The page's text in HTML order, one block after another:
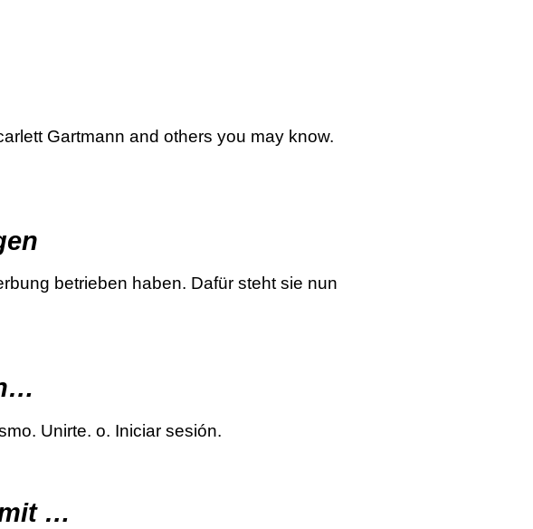
Gartmann and others you may know.
betrieben haben. Dafür steht sie nun
Unirte. o. Iniciar sesión.
mit …